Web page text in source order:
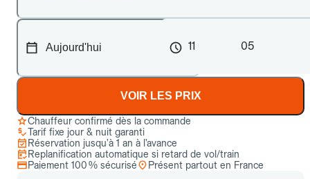
11 05
VOIR LES PRIX
Chauffeur confirmé dès la commande
Tarif fixe jour & nuit garanti
Réservation jusqu’à 1 an à l’avance
Replanification automatique si retard de vol/train
Paiement 100 % sécurisé
Présent partout en France